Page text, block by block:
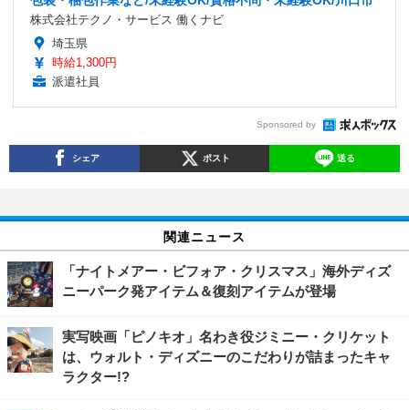
株式会社テクノ・サービス 働くナビ
埼玉県
時給1,300円
派遣社員
Sponsored by
シェア ポスト 送る
関連ニュース
「ナイトメアー・ビフォア・クリスマス」海外ディズ
ニーパーク発アイテム＆復刻アイテムが登場
実写映画「ピノキオ」名わき役ジミニー・クリケット
は、ウォルト・ディズニーのこだわりが詰まったキャ
ラクター!?